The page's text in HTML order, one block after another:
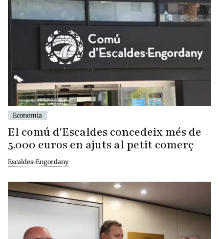
Economia
El comú d'Escaldes concedeix més de
5.000 euros en ajuts al petit comerç
Escaldes-Engordany